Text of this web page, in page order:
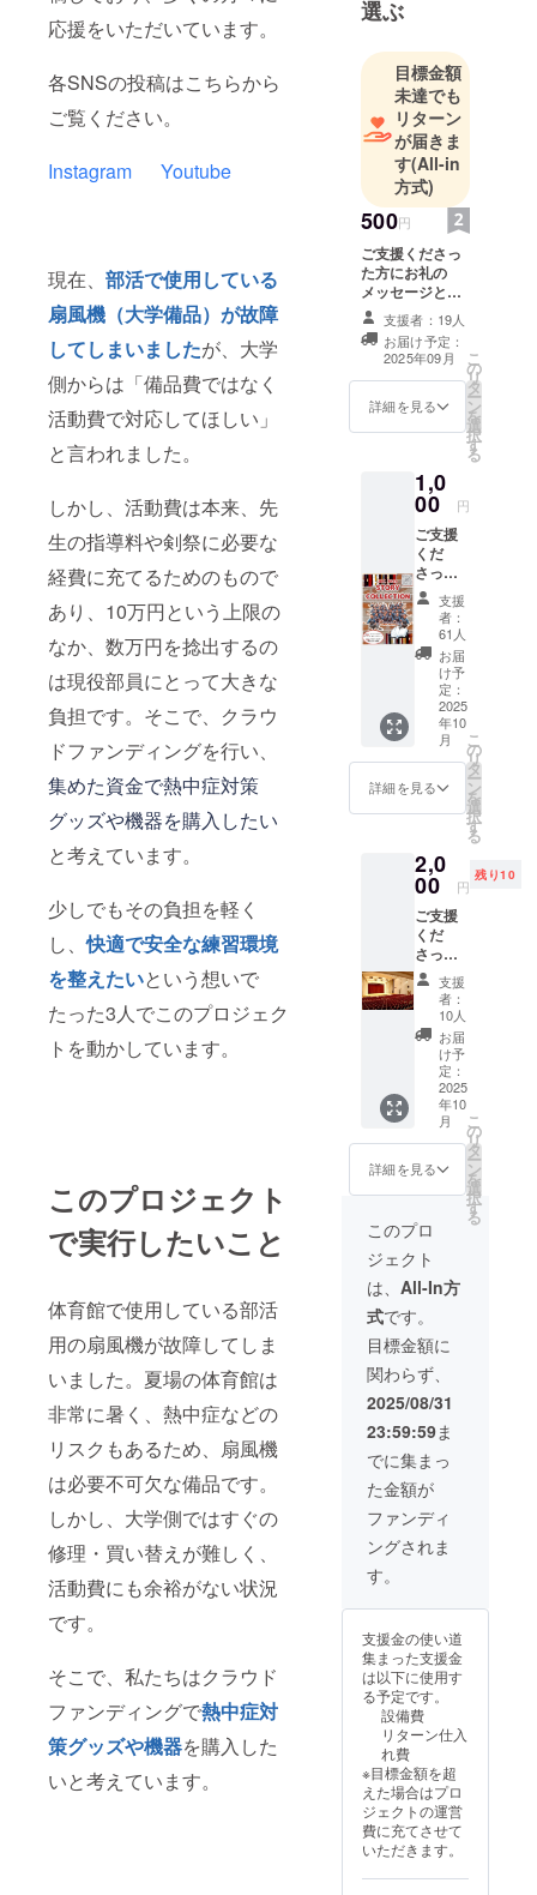
応援をいただいています。
各SNSの投稿はこちらから
ご覧ください。
Instagram
Youtube
現在、 部活で使用している
扇風機（大学備品）が故障
してしまいましたが、大学
側からは「備品費ではなく
活動費で対応してほしい」
と言われました。
しかし、活動費は本来、先
生の指導料や剣祭に必要な
経費に充てるためのもので
あり、10万円という上限の
なか、数万円を捻出するの
は現役部員にとって大きな
負担です。そこで、クラウ
ドファンディングを行い、
集めた資金で熱中症対策
グッズや機器を購入したい
と考えています。
少しでもその負担を軽く
し、快適で安全な練習環境
を整えたいという想いで
たった3人でこのプロジェク
トを動かしています。
このプロジェクト
で実行したいこと
体育館で使用している部活
用の扇風機が故障してしま
いました。夏場の体育館は
非常に暑く、熱中症などの
リスクもあるため、扇風機
は必要不可欠な備品です。
しかし、大学側ではすぐの
修理・買い替えが難しく、
活動費にも余裕がない状況
です。
そこで、私たちはクラウド
ファンディングで熱中症対
策グッズや機器を購入した
いと考えています。
ご連絡はサ
イトページ
の「メッ
セージを送
る」から、
もしくは
jdc.volunteer
s.38th@gma
il.com までお
願いしま
す。
選ぶ
目標金額
未達でも
リターン
が届きま
す(All-in
方式)
500円
ご支援くださっ
た方にお礼の
メッセージと活
動報告をお送り
します。
支援者：19人
お届け予定：
2025年09月
詳細を見る
こ
の
リ
タ
ー
ン
を
選
択
す
る
1,0
00 円
ご支援
くだ
さった
方に剣
祭公演
のパン
フレッ
ト・チ
ラシを
郵送い
たしま
す。 郵
送には
支援し
ていた
だく方
が必要
です。
備考欄
に氏
名・住
所・連
絡先を
ご記入
くださ
い。
【パン
フレッ
ト・チ
ラシの
詳細】
デザイ
ン： 昨
使用し
た実際
のパン
フレッ
ト・チ
ラシを
参考に
制作予
定で
す。 パ
ンフ
レット
には公
演の演
目・出
演者情
報を、
チラシ
真・公
演日時
などを
掲載
し、公
演の世
界観を
表現し
ていま
す。 商
品サイ
ズ(昨
年)： パ
ンフ
レッ
支援
者：
61人
お届
け予
定：
2025
年10
月
詳細を見る
こ
の
リ
タ
ー
ン
を
選
択
す
る
2,0
00 円
残り10
ご支援
くだ
さった
方に
2025年
剣祭の
特別席
の用意
と、剣
祭公演
のパン
フレッ
ト・チ
ラシを
郵送い
たしま
す。 他
リター
ンを選
択し
2000円
以上ご
支援い
ただい
た方
で、剣
祭の席
の用意
を希望
される
方は、
お手数
ですが
プロ
にご連
さい。
郵送に
は支援
してい
ただく
方の情
要で
す。
【剣祭
につい
て】 日
付 :
支援
者：
10人
お届
け予
定：
2025
年10
月
詳細を見る
こ
の
リ
タ
ー
ン
を
選
択
す
る
このプロ
ジェクト
は、 All-In方
式です。
目標金額に
関わらず、
2025/08/31
23:59:59ま
でに集まっ
た金額が
ファンディ
ングされま
す。
支援金の使い道
集まった支援金
は以下に使用す
る予定です。
設備費
リターン仕入
れ費
※目標金額を超
えた場合はプロ
ジェクトの運営
費に充てさせて
いただきます。